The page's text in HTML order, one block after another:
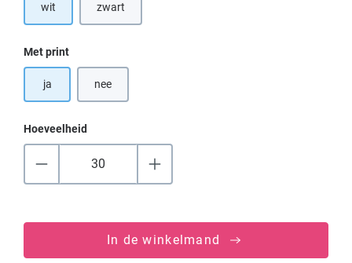
wit zwart(Deze optie is momenteel niet beschikbaar.)
Selecteer
Met print
ja nee
Hoeveelheid
In de winkelmand